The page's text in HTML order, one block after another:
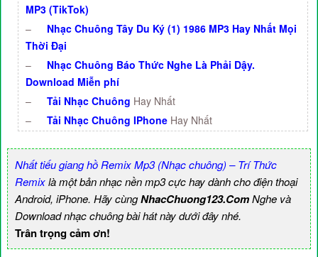
MP3 (TikTok)
–
Nhạc Chuông Tây Du Ký (1) 1986 MP3 Hay Nhất Mọi
Thời Đại
–
Nhạc Chuông Báo Thức Nghe Là Phải Dậy.
Download Miễn phí
–
Tải Nhạc Chuông Hay Nhất
–
Tải Nhạc Chuông IPhone Hay Nhất
Nhất tiếu giang hồ Remix Mp3 (Nhạc chuông) – Trí Thức
Remixlà một bản nhạc nền mp3 cực hay dành cho điện thoại
Android, iPhone. Hãy cùngNhacChuong123.ComNghe và
Download nhạc chuông bài hát này dưới đây nhé.
Trân trọng cảm ơn!